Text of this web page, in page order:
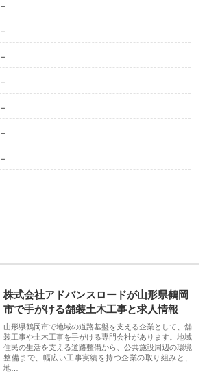
－
－
－
－
－
－
－
株式会社アドバンスロードが山形県鶴岡
市で手がける舗装土木工事と求人情報
山形県鶴岡市で地域の道路基盤を支える企業として、舗
装工事や土木工事を手がける専門会社があります。地域
住民の生活を支える道路整備から、公共施設周辺の環境
整備まで、幅広い工事実績を持つ企業の取り組みと、
地…